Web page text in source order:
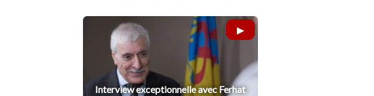
Interview exceptionnelle avec Ferhat